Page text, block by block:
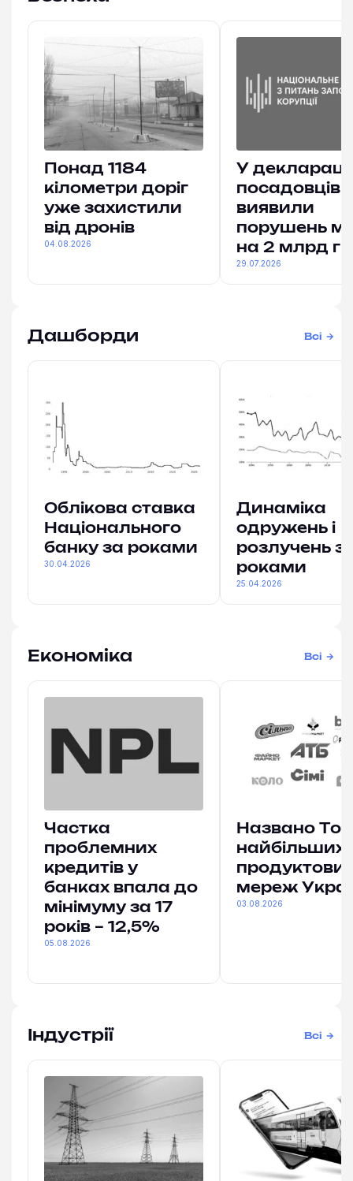
Понад 1184
кілометри доріг
уже захистили
від дронів
04.08.2026
У
посадовців
виявили
порушень
на 2 млрд
29.07.2026
Дашборди Всі
Облікова ставка
Національного
банку за роками
30.04.2026
Динаміка
одружень і
розлучень
роками
25.04.2026
Економіка Всі
Частка
проблемних
кредитів у
банках впала до
мінімуму за 17
років – 12,5%
05.08.2026
Названо
найбільших
мереж
03.08.2026
Індустрії Всі